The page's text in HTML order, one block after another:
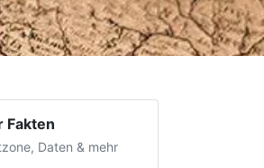
Fakten
Daten & mehr